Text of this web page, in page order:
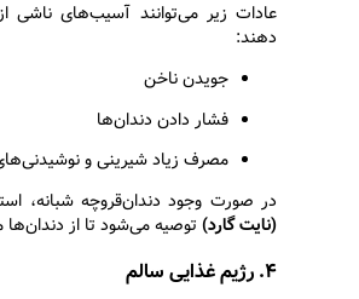
عادات زیر می‌توانند آسیب‌های ناشی
دهند:
جویدن ناخن
فشار دادن دندان‌ها
مصرف زیاد شیرینی و
در صورت وجود دندان‌قروچه شبانه،
(نایت گارد) توصیه می‌شود تا از
۴. رژیم غذایی سالم